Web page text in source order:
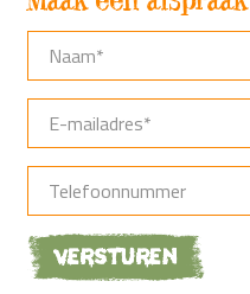
Versturen